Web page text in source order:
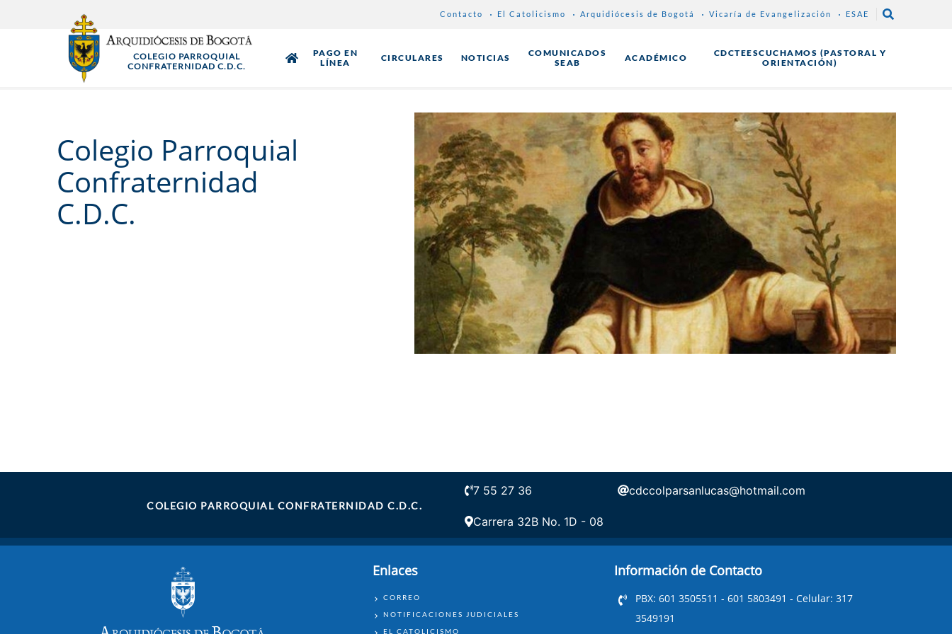
Contacto El Catolicismo Arquidiócesis de Bogotá Vicaría de Evangelización ESAE
COLEGIO PARROQUIAL
CONFRATERNIDAD C.D.C.
PAGO EN
LÍNEA
CIRCULARES NOTICIAS
COMUNICADOS
SEAB
ACADÉMICO
CDCTEESCUCHAMOS (PASTORAL Y
ORIENTACIÓN)
Colegio Parroquial
Confraternidad
C.D.C.
COLEGIO PARROQUIAL CONFRATERNIDAD C.D.C.
7 55 27 36 cdccolparsanlucas@hotmail.com
Carrera 32B No. 1D - 08
Enlaces
ENLACES
CORREO
NOTIFICACIONES JUDICIALES
EL CATOLICISMO
Información de Contacto
PBX: 601 3505511 - 601 5803491 - Celular: 317
3549191